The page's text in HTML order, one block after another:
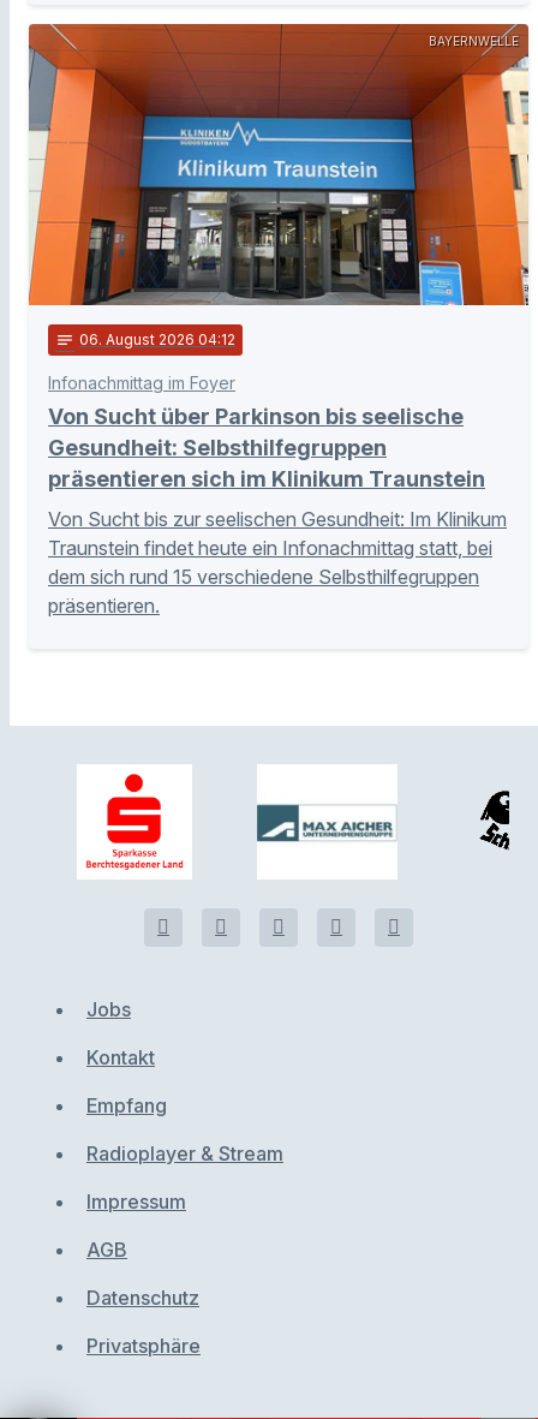
BAYERNWELLE
notes 06. August 2026 04:12
Infonachmittag im Foyer
Von Sucht über Parkinson bis seelische
Gesundheit: Selbsthilfegruppen
präsentieren sich im Klinikum Traunstein
Von Sucht bis zur seelischen Gesundheit: Im Klinikum
Traunstein findet heute ein Infonachmittag statt, bei
dem sich rund 15 verschiedene Selbsthilfegruppen
präsentieren.
Jobs
Kontakt
Empfang
Radioplayer & Stream
Impressum
AGB
Datenschutz
Privatsphäre